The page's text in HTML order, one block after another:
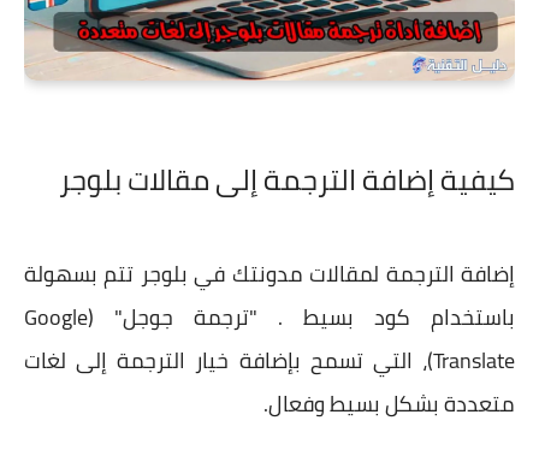
كيفية إضافة الترجمة إلى مقالات بلوجر
إضافة الترجمة لمقالات مدونتك في بلوجر تتم بسهولة
باستخدام كود بسيط . "ترجمة جوجل" (Google
Translate)، التي تسمح بإضافة خيار الترجمة إلى لغات
متعددة بشكل بسيط وفعال.